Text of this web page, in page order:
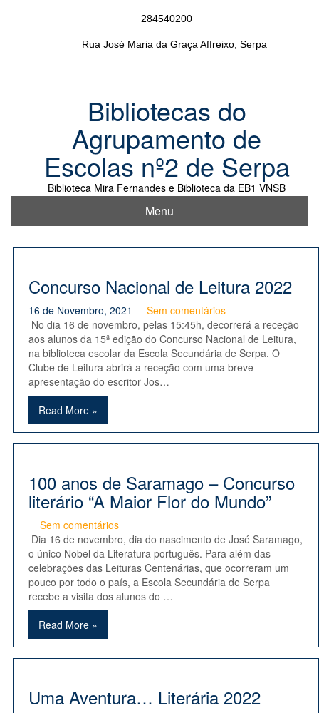
284540200
Rua José Maria da Graça Affreixo, Serpa
Bibliotecas do
Agrupamento de
Escolas nº2 de Serpa
Biblioteca Mira Fernandes e Biblioteca da EB1 VNSB
Menu
Concurso Nacional de Leitura 2022
16 de Novembro, 2021
Sem comentários
No dia 16 de novembro, pelas 15:45h, decorrerá a receção
aos alunos da 15ª edição do Concurso Nacional de Leitura,
na biblioteca escolar da Escola Secundária de Serpa. O
Clube de Leitura abrirá a receção com uma breve
apresentação do escritor Jos…
Read More »
100 anos de Saramago – Concurso
literário “A Maior Flor do Mundo”
Sem comentários
Dia 16 de novembro, dia do nascimento de José Saramago,
o único Nobel da Literatura português. Para além das
celebrações das Leituras Centenárias, que ocorreram um
pouco por todo o país, a Escola Secundária de Serpa
recebe a visita dos alunos do …
Read More »
Uma Aventura… Literária 2022